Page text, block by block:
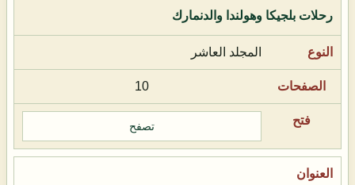
رحلات بلجيكا وهولندا والدنمارك
المجلد العاشر
10
تصفح